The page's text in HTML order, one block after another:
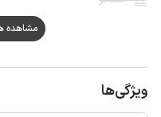
مشاهده همه
ویژگی‌ها